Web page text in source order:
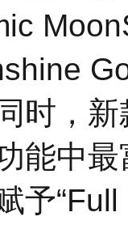
时，
能中
予